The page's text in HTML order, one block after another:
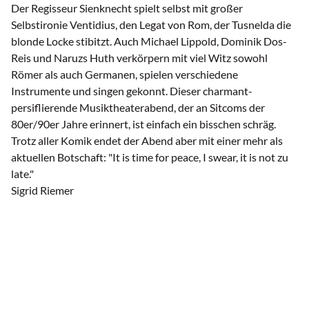
Der Regisseur Sienknecht spielt selbst mit großer
Selbstironie Ventidius, den Legat von Rom, der Tusnelda die
blonde Locke stibitzt. Auch Michael Lippold, Dominik Dos-
Reis und Naruzs Huth verkörpern mit viel Witz sowohl
Römer als auch Germanen, spielen verschiedene
Instrumente und singen gekonnt. Dieser charmant-
persiflierende Musiktheaterabend, der an Sitcoms der
80er/90er Jahre erinnert, ist einfach ein bisschen schräg.
Trotz aller Komik endet der Abend aber mit einer mehr als
aktuellen Botschaft: "It is time for peace, I swear, it is not zu
late."
Sigrid Riemer